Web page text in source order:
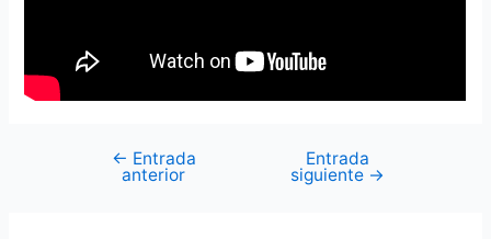
← Entrada
anterior
Entrada
siguiente →